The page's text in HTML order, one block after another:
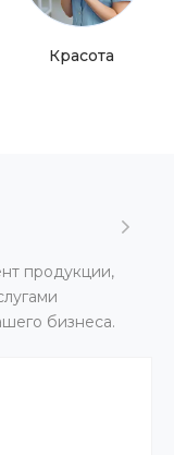
Красота
продукции,
бизнеса.